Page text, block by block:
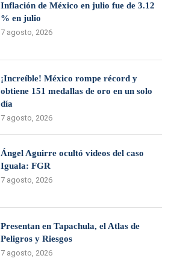
Inflación de México en julio fue de 3.12
% en julio
7 agosto, 2026
¡Increíble! México rompe récord y
obtiene 151 medallas de oro en un solo
día
7 agosto, 2026
Ángel Aguirre ocultó videos del caso
Iguala: FGR
7 agosto, 2026
Presentan en Tapachula, el Atlas de
Peligros y Riesgos
7 agosto, 2026